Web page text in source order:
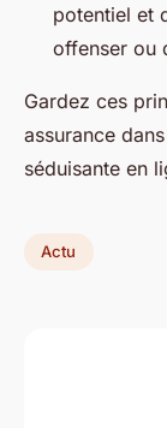
potentiel et
offenser ou
Gardez ces
assurance
séduisante en
Actu